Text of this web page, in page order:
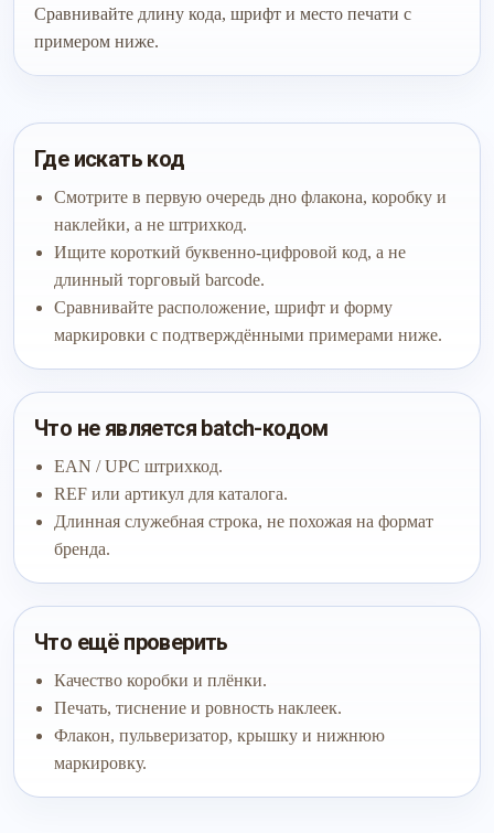
Сравнивайте длину кода, шрифт и место печати с
примером ниже.
Где искать код
Смотрите в первую очередь дно флакона, коробку и
наклейки, а не штрихкод.
Ищите короткий буквенно-цифровой код, а не
длинный торговый barcode.
Сравнивайте расположение, шрифт и форму
маркировки с подтверждёнными примерами ниже.
Что не является batch-кодом
EAN / UPC штрихкод.
REF или артикул для каталога.
Длинная служебная строка, не похожая на формат
бренда.
Что ещё проверить
Качество коробки и плёнки.
Печать, тиснение и ровность наклеек.
Флакон, пульверизатор, крышку и нижнюю
маркировку.